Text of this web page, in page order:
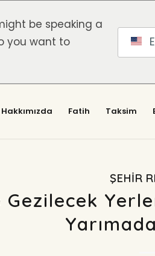
be speaking a
you want to
Hakkımızda Fatih Taksim
ŞEHIR
Gezilecek